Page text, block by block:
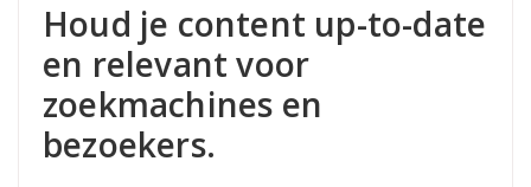
Houd je content up-to-date
en relevant voor
zoekmachines en
bezoekers.